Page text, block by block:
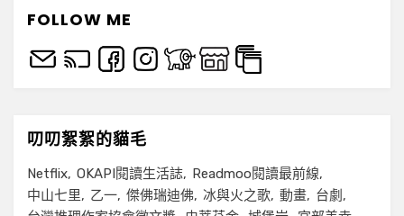
FOLLOW ME
叨叨絮絮的貓毛
Netflix OKAPI閱讀生活誌
Readmoo閱讀最前線
中山七里
乙一 傑佛瑞迪佛 冰與火之歌 動畫
台劇